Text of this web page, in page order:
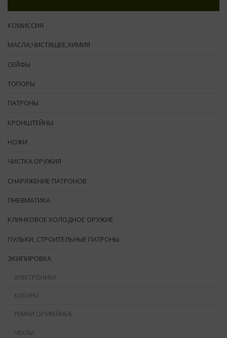
КОМИССИЯ
МАСЛА,ЧИСТЯЩЕЕ,ХИМИЯ
СЕЙФЫ
ТОПОРЫ
ПАТРОНЫ
КРОНШТЕЙНЫ
НОЖИ
ЧИСТКА ОРУЖИЯ
СНАРЯЖЕНИЕ ПАТРОНОВ
ПНЕВМАТИКА
КЛИНКОВОЕ ХОЛОДНОЕ ОРУЖИЕ
ПУЛЬКИ, СТРОИТЕЛЬНЫЕ ПАТРОНЫ
ЭКИПИРОВКА
ЭЛЕКТРОНИКА
КОБУРЫ
РЕМНИ ОРУЖЕЙНЫЕ
ЧЕХЛЫ